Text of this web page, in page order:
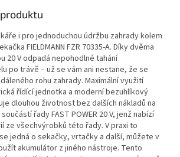
i pro jednoduchou údržbu zahrady kolem
FIELDMANN FZR 70335-A. Díky dvěma
20 V odpadá nepohodlné tahání
po trávě – už se vám ani nestane, že se
rohu zahrady. Maximální využití
řídící jednotka a moderní bezuhlíkový
dlouhou životnost bez dalších nákladů na
řady FAST POWER 20 V, jenž nabízí
ze všechvýrobků této řady. V praxi to
jedná o sekačky, vrtačky a další, můžete v
akumulátor z jiného nástroje. Tento